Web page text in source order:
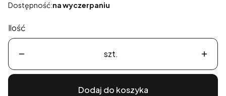
Dostępność:na wyczerpaniu
Ilość
szt.
Dodaj do koszyka